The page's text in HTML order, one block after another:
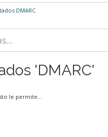
DMARC
'DMARC'
le permite...